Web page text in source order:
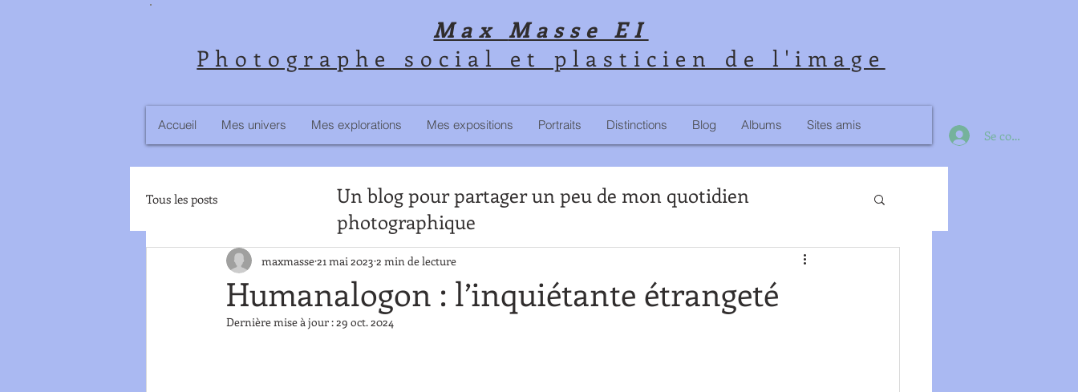
Max Masse EI
Photographe social et plasticien de l'image
Accueil Mes univers Mes explorations Mes expositions Portraits Distinctions Blog Albums Sites amis
Se connecter
Tous les posts
Humanalogon : l’inquiétante étrangeté
maxmasse 21 mai 2023 2 min de lecture
Dernière mise à jour :29 oct. 2024
Un blog pour partager un peu de mon quotidien
photographique